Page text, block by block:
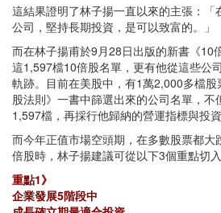
這結果證明了林子揚一直以來的主張：「
公司，堅持長期投資，是可以致富的。」
而在林子揚甫於9月28日出版的新書《10
這1,597檔10倍股名單，更有他從這些公
軌跡。目前在美股中，有1萬2,000多檔
股法則》一書中篩選出來的公司名單，不
1,597檔，再採行他歸納的營運指標與投
而今年正值市場空頭期，在多數股票都大
倍股時，林子揚建議可從以下3個重點切入
重點1》
企業發展5階段中